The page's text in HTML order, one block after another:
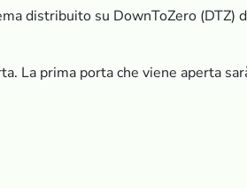
distribuito su DownToZero (DTZ)
La prima porta che viene aperta